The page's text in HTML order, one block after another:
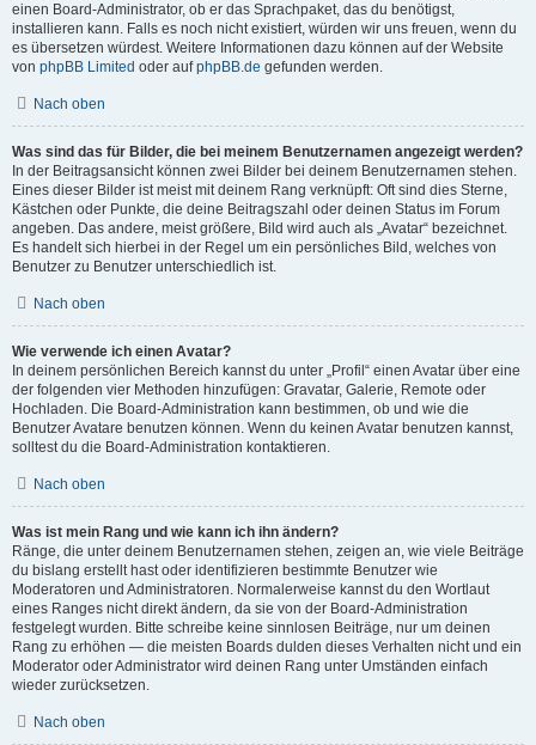
einen Board-Administrator, ob er das Sprachpaket, das du benötigst,
installieren kann. Falls es noch nicht existiert, würden wir uns freuen, wenn du
es übersetzen würdest. Weitere Informationen dazu können auf der Website
von phpBB Limited oder aufphpBB.de gefunden werden.
Nach oben
Was sind das für Bilder, die bei meinem Benutzernamen angezeigt werden?
In der Beitragsansicht können zwei Bilder bei deinem Benutzernamen stehen.
Eines dieser Bilder ist meist mit deinem Rang verknüpft: Oft sind dies Sterne,
Kästchen oder Punkte, die deine Beitragszahl oder deinen Status im Forum
angeben. Das andere, meist größere, Bild wird auch als „Avatar“ bezeichnet.
Es handelt sich hierbei in der Regel um ein persönliches Bild, welches von
Benutzer zu Benutzer unterschiedlich ist.
Nach oben
Wie verwende ich einen Avatar?
In deinem persönlichen Bereich kannst du unter „Profil“ einen Avatar über eine
der folgenden vier Methoden hinzufügen: Gravatar, Galerie, Remote oder
Hochladen. Die Board-Administration kann bestimmen, ob und wie die
Benutzer Avatare benutzen können. Wenn du keinen Avatar benutzen kannst,
solltest du die Board-Administration kontaktieren.
Nach oben
Was ist mein Rang und wie kann ich ihn ändern?
Ränge, die unter deinem Benutzernamen stehen, zeigen an, wie viele Beiträge
du bislang erstellt hast oder identifizieren bestimmte Benutzer wie
Moderatoren und Administratoren. Normalerweise kannst du den Wortlaut
eines Ranges nicht direkt ändern, da sie von der Board-Administration
festgelegt wurden. Bitte schreibe keine sinnlosen Beiträge, nur um deinen
Rang zu erhöhen — die meisten Boards dulden dieses Verhalten nicht und ein
Moderator oder Administrator wird deinen Rang unter Umständen einfach
wieder zurücksetzen.
Nach oben